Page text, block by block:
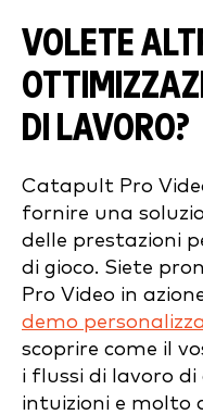
VOLETE
DI LAVORO?
Catapult Pro
fornire una
delle prestazioni
di gioco. Siete
Pro Video in
demo
scoprire come il
i flussi di lavoro di
intuizioni e molto